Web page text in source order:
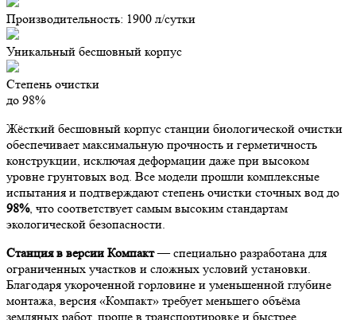
Производительность: 1900 л/сутки
Уникальный бесшовный корпус
Степень очистки
до 98%
Жёсткий бесшовный корпус станции биологической очистки
обеспечивает максимальную прочность и герметичность
конструкции, исключая деформации даже при высоком
уровне грунтовых вод. Все модели прошли комплексные
испытания и подтверждают степень очистки сточных вод до
98%, что соответствует самым высоким стандартам
экологической безопасности.
Станция в версии Компакт— специально разработана для
ограниченных участков и сложных условий установки.
Благодаря укороченной горловине и уменьшенной глубине
монтажа, версия «Компакт» требует меньшего объёма
земляных работ, проще в транспортировке и быстрее